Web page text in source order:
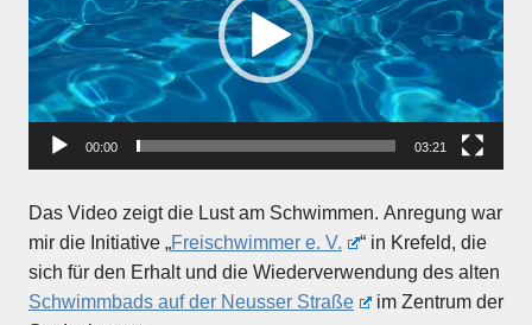
00:00 03:21
Das Video zeigt die Lust am Schwimmen. Anregung war
mir die Initiative „Freischwimmer e. V.
“ in Krefeld, die
sich für den Erhalt und die Wiederverwendung des alten
Schwimmbads auf der Neusser Straße
im Zentrum der